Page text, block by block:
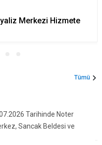
Merkezi Hizmete
Tümü
Tarihinde Noter
Sancak Beldesi ve